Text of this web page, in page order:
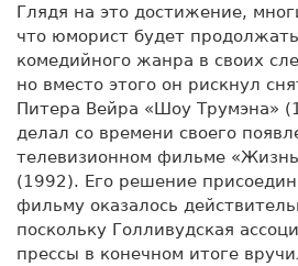
Глядя на это достижение,
что юморист будет
комедийного жанра в своих
но вместо этого он рискнул
Питера Вейра «Шоу Трумэна»
делал со времени своего
телевизионном фильме
(1992). Его решение
фильму оказалось
поскольку Голливудская
прессы в конечном итоге